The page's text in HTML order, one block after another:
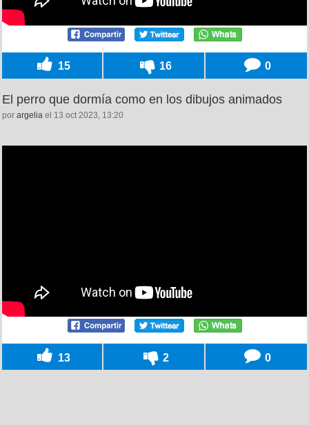
15 16 0
El perro que dormía como en los dibujos animados
por argelia el 13 oct 2023, 13:20
13 2 0